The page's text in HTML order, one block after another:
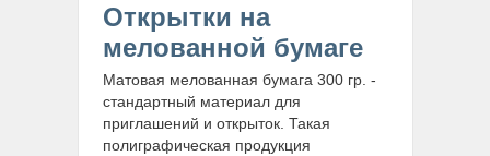
Открытки на
мелованной бумаге
Матовая мелованная бумага 300 гр. -
стандартный материал для
приглашений и открыток. Такая
полиграфическая продукция